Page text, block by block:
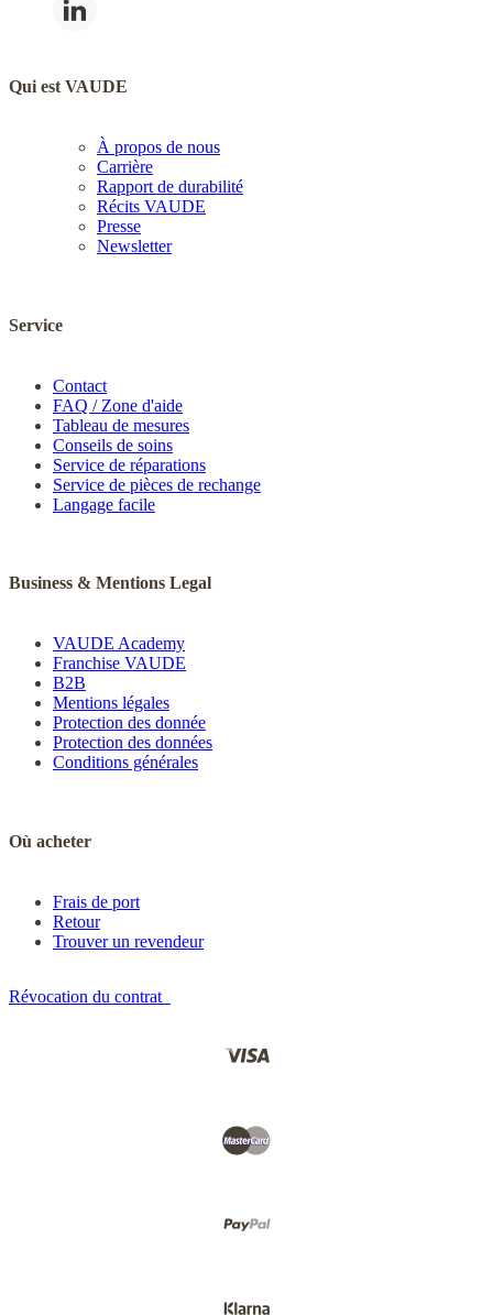
Qui est VAUDE
À propos de nous
Carrière
Rapport de durabilité
Récits VAUDE
Presse
Newsletter
Service
Contact
FAQ / Zone d'aide
Tableau de mesures
Conseils de soins
Service de réparations
Service de pièces de rechange
Langage facile
Business & Mentions Legal
VAUDE Academy
Franchise VAUDE
B2B
Mentions légales
Protection des donnée
Protection des données
Conditions générales
Où acheter
Frais de port
Retour
Trouver un revendeur
Révocation du contrat